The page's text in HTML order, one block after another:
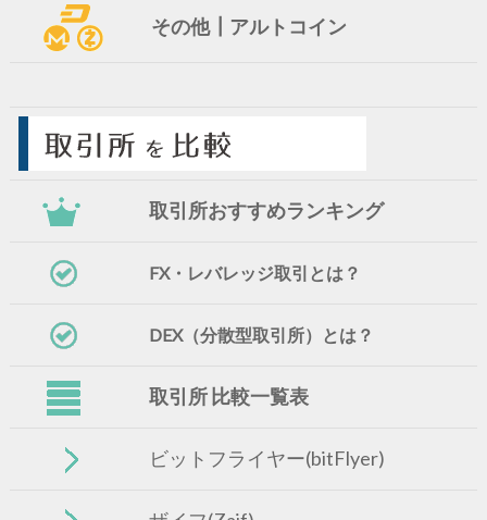
その他┃アルトコイン
取引所おすすめランキング
FX・レバレッジ取引とは？
DEX（分散型取引所）とは？
取引所 比較一覧表
ビットフライヤー(bitFlyer)